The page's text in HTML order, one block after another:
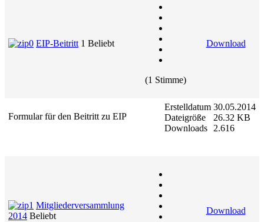
EIP-Beitritt 1 Beliebt
(1 Stimme)
Download
Formular für den Beitritt zu EIP
Erstelldatum
Dateigröße
Downloads
30.05.2014
26.32 KB
2.616
Mitgliederversammlung
2014 Beliebt
Download